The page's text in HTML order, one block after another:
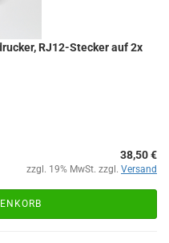
RJ12-Stecker auf 2x
38,50 €
zzgl. 19% MwSt. zzgl. Versand